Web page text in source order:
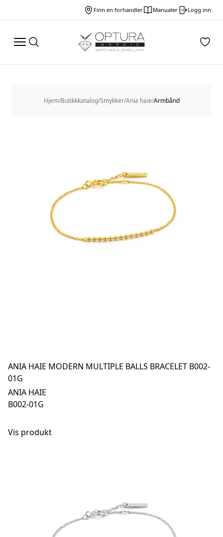
Finn en forhandler Manualer Logg inn
Hjem/Butikkkatalog/Smykker/Ania haie/Armbånd
ANIA HAIE MODERN MULTIPLE BALLS BRACELET B002-
01G
ANIA HAIE
B002-01G
Vis produkt